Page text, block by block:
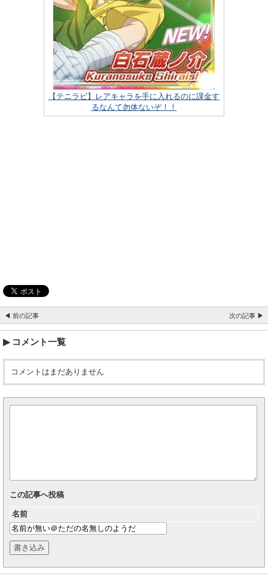
【テニラビ】レアキャラを手に入れるのに課金す
るなんて勿体ないぞ！！
◀ 前の記事 次の記事 ▶
コメント一覧
コメントはまだありません
この記事へ投稿
名前